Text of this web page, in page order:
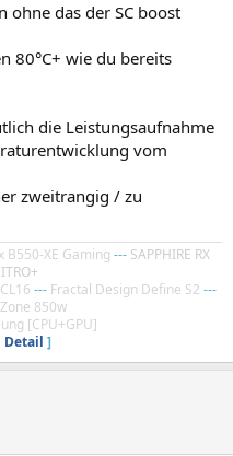
ohne das der SC boost
80°C+ wie du bereits
die Leistungsaufnahme
vom
zweitrangig / zu
B550-XE Gaming --- SAPPHIRE RX
--- Fractal Design Define S2 ---
850w
[CPU+GPU]
Detail ]